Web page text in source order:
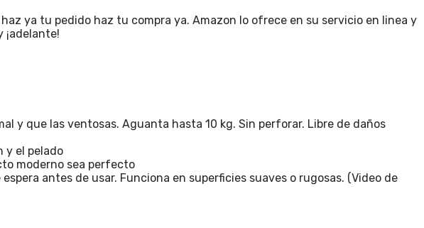
ya tu pedido haz tu compra ya. Amazon lo ofrece en su servicio en linea y
¡adelante!
y que las ventosas. Aguanta hasta 10 kg. Sin perforar. Libre de daños
y el pelado
moderno sea perfecto
antes de usar. Funciona en superficies suaves o rugosas. (Video de